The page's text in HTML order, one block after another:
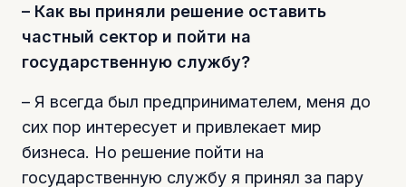
– Как вы приняли решение оставить
частный сектор и пойти на
государственную службу?
– Я всегда был предпринимателем, меня до
сих пор интересует и привлекает мир
бизнеса. Но решение пойти на
государственную службу я принял за пару